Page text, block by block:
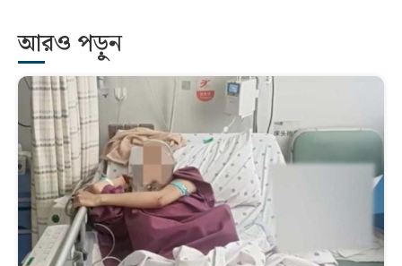
আরও পড়ুন